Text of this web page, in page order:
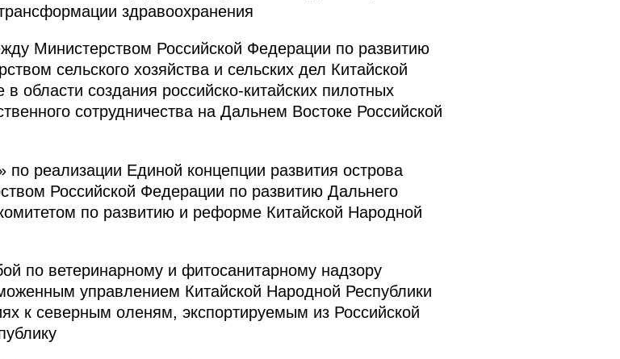
здравоохранения
Министерством Российской Федерации по развитию
сельского хозяйства и сельских дел Китайской
области создания российско-китайских пилотных
сотрудничества на Дальнем Востоке Российской
реализации Единой концепции развития острова
Российской Федерации по развитию Дальнего
по развитию и реформе Китайской Народной
по ветеринарному и фитосанитарному надзору
управлением Китайской Народной Республики
к северным оленям, экспортируемым из Российской